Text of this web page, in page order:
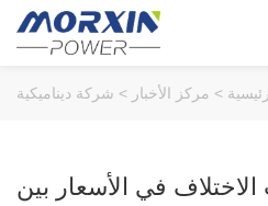
حول ماوشين
عملية التنمية
المنتجات
شاحن السيارة
> مركز الأخبار > شركة ديناميكية
في الأسعار بين